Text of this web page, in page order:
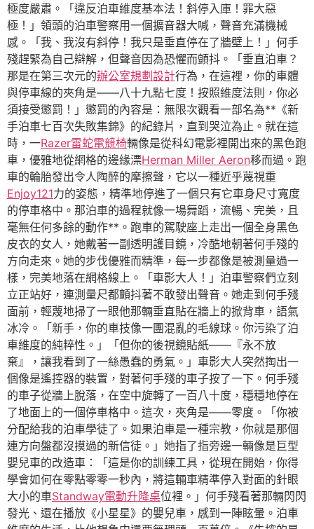
極度嚴肅。「違反泊車維度基本法！斜停入庫！罪大惡
極！」領頭的泊車警察用一個擴音器大喊，聲音充滿機械
感。「我、我沒有斜停！我只是垂直停在了牆壁上！」何手
殘趕緊為自己辯解，但聲音因為恐懼而顫抖。「垂直泊車？
那是在第三次元的辦公室規劃設計行為，在這裡，你的車體
與停車線的夾角是——八十九點七度！按照維度法則，你必
須接受懲罰！」懲罰的內容是：無限次觀看一部名為**《新
手泊車七百次失敗集錦》的紀錄片，直到哭泣為止。就在這
時，一Razer雷蛇電競椅輛像是從科幻電影裡開出來的黑色跑
車，優雅地從網格的邊緣漂Herman Miller Aeron移而過。跑
車的輪胎發出令人陶醉的摩擦聲，它以一種近乎蔑視重
Enjoy121力的姿態，精準地停進了一個只有它車身尺寸寬度
的停車格中。那泊車的過程就像一場舞蹈，流暢、完美，且
毫無任何多餘的動作**。跑車的駕駛座上走出一個全身黑色
皮衣的女人，她戴著一副透明護目鏡，冷酷地朝著何手殘的
方向走來。她的步伐優雅而精準，每一步都像是被測量過一
樣，完美地落在網格線上。「車影大人！」泊車警察們立刻
立正站好，連測量尺都顫抖著不敢發出聲音。她走到何手殘
面前，輕蔑地掃了一眼他那輛垂直貼在牆上的掀背車，語氣
冰冷。「新手，你的車技像一團混亂的毛線球。你污染了泊
車維度的純粹性。」「但你的後視鏡貼紙——『永不放
棄』，讓我看到了一絲愚蠢的勇氣。」車影大人突然掏出一
個像是遙控器的裝置，對著何手殘的車子按了一下。何手殘
的車子從牆上脫落，在空中旋轉了一百八十度，穩穩地停在
了地面上的一個停車格中。這次，夾角是——零度。「你被
分配給我的泊車學徒了。如果泊車是一種宗教，你就是那個
連方向盤都沒摸過的新信徒。」她指了指旁邊一輛像是巨型
嬰兒車的改造車：「這是你的訓練工具，從現在開始，你得
學會如何在零點零零一秒內，將這輛車精準停入對面的針眼
大小的車Standway電動升降桌位裡。」何手殘看著那輛閃閃
發光、還在播放《小星星》的嬰兒車，感到一陣眩暈。泊車